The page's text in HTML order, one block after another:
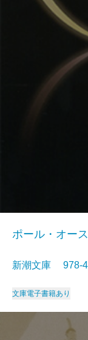
ポール・オー
新潮文庫 978-
文庫電子書籍あり